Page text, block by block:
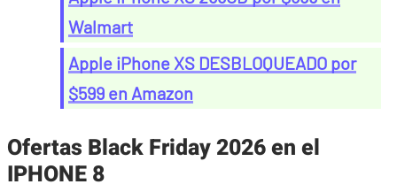
Walmart
Apple iPhone XS DESBLOQUEADO por
$599 en Amazon
Ofertas Black Friday 2026 en el
IPHONE 8